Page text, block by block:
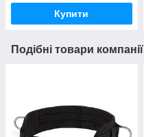
Купити
Подібні товари компанії